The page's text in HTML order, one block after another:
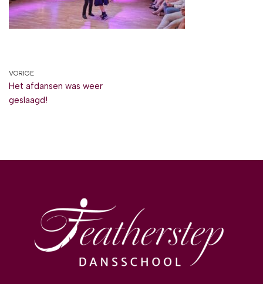
VORIGE
Het afdansen was weer
geslaagd!